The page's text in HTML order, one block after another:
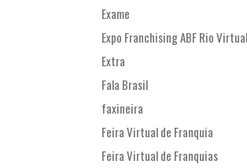
Exame
Expo Franchising ABF Rio
Extra
Fala Brasil
faxineira
Feira Virtual de Franquia
Feira Virtual de Franquias